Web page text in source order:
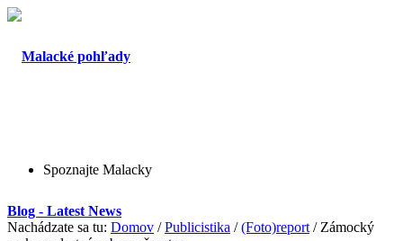
Spoznajte Malacky
Blog - Latest News
Nachádzate sa tu: Domov / Publicistika / (Foto)report / Zámocký